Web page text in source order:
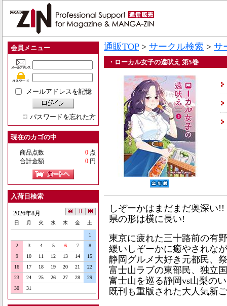
会員メニュー
メールアドレスを記憶
パスワードを忘れた方
現在のカゴの中
商品点数 0 点
合計金額
0 円
入荷日検索
2026年8月
日 月 火 水 木 金 土
1
2
3 4 5 6 7
8
9
10 11 12 13 14
15
16
17 18 19 20 21
22
23
24 25 26 27 28
29
30
31
通販TOP> サークル検索 > サ
・ローカル女子の遠吠え 第5巻
しぞーかはまだまだ奥深い!!
県の形は横に長い!
東京に疲れた三十路前の有
緩いしぞーかに癒やされな
静岡グルメ大好き元都民、
富士山ラブの東部民、独立
富士山を巡る静岡vs山梨の
既刊も重版された大人気新